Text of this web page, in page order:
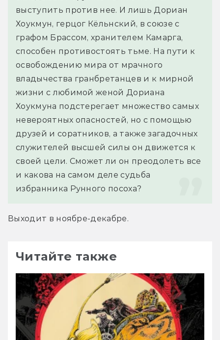
выступить против нее. И лишь Дориан
Хоукмун, герцог Кёльнский, в союзе с
графом Брассом, хранителем Камарга,
способен противостоять тьме. На пути к
освобождению мира от мрачного
владычества гранбретанцев и к мирной
жизни с любимой женой Дориана
Хоукмуна подстерегает множество самых
невероятных опасностей, но с помощью
друзей и соратников, а также загадочных
служителей высшей силы он движется к
своей цели. Сможет ли он преодолеть все
и какова на самом деле судьба
избранника Рунного посоха?
Выходит в ноябре-декабре.
Читайте также